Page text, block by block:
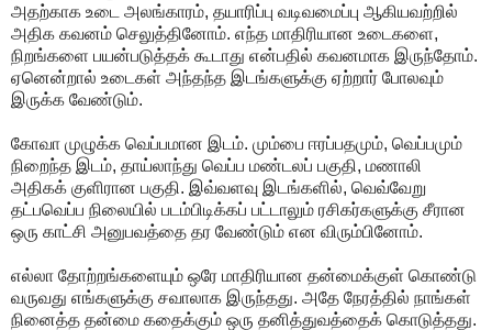
அதற்காக உடை அலங்காரம், தயாரிப்பு வடிவமைப்பு ஆகியவற்றில்
அதிக கவனம் செலுத்தினோம். எந்த மாதிரியான உடைகளை,
நிறங்களை பயன்படுத்தக் கூடாது என்பதில் கவனமாக இருந்தோம்.
ஏனென்றால் உடைகள் அந்தந்த இடங்களுக்கு ஏற்றார் போலவும்
இருக்க வேண்டும்.
கோவா முழுக்க வெப்பமான இடம். மும்பை ஈரப்பதமும், வெப்பமும்
நிறைந்த இடம், தாய்லாந்து வெப்ப மண்டலப் பகுதி, மணாலி
அதிகக் குளிரான பகுதி. இவ்வளவு இடங்களில், வெவ்வேறு
தட்பவெப்ப நிலையில் படம்பிடிக்கப் பட்டாலும் ரசிகர்களுக்கு சீரான
ஒரு காட்சி அனுபவத்தை தர வேண்டும் என விரும்பினோம்.
எல்லா தோற்றங்களையும் ஒரே மாதிரியான தன்மைக்குள் கொண்டு
வருவது எங்களுக்கு சவாலாக இருந்தது. அதே நேரத்தில் நாங்கள்
நினைத்த தன்மை கதைக்கும் ஒரு தனித்துவத்தைக் கொடுத்தது.